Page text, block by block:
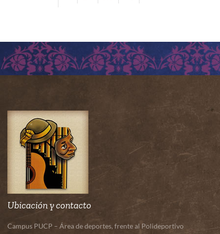
Ubicación y contacto
Campus PUCP – Área de deportes, frente al Polideportivo